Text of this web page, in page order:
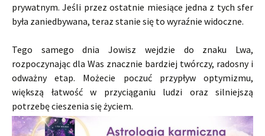
prywatnym. Jeśli przez ostatnie miesiące jedna z tych sfer
była zaniedbywana, teraz stanie się to wyraźnie widoczne.
Tego samego dnia Jowisz wejdzie do znaku Lwa,
rozpoczynając dla Was znacznie bardziej twórczy, radosny i
odważny etap. Możecie poczuć przypływ optymizmu,
większą łatwość w przyciąganiu ludzi oraz silniejszą
potrzebę cieszenia się życiem.